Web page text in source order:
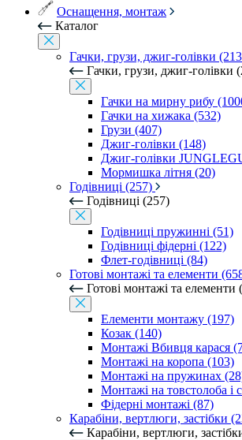
Оснащення, монтаж
Каталог
Гачки, грузи, джиг-голівки
Гачки, грузи, джиг-голівки
Гачки на мирну рибу
Гачки на хижака (532)
Грузи (407)
Джиг-голівки (148)
Джиг-голівки
Мормишка літня (20)
Годівниці (257)
Годівниці (257)
Годівниці пружинні (51)
Годівниці фідерні (122)
Флет-годівниці (84)
Готові монтажі та елементи
Готові монтажі та елементи
Елементи монтажу (197)
Козак (140)
Монтажі Вбивця карася
Монтажі на коропа (103)
Монтажі на пружинах
Монтажі на товстолоба і
Фідерні монтажі (87)
Карабіни, вертлюги, застібки
Карабіни, вертлюги,